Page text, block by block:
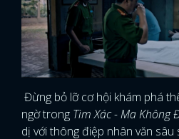
Đừng bỏ lỡ cơ hội khám phá
ngờ trong Tìm Xác - Ma Không
dị với thông điệp nhân văn sâu